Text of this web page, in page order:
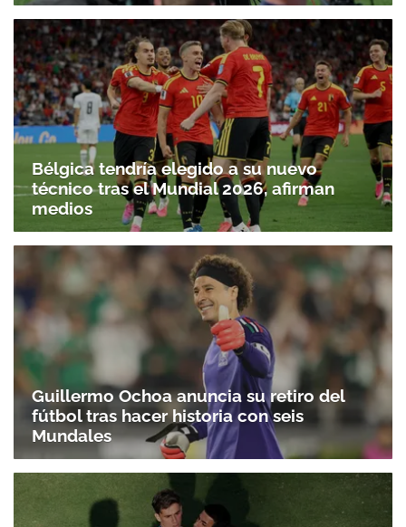
Bélgica tendría elegido a su nuevo
técnico tras el Mundial 2026, afirman
medios
Guillermo Ochoa anuncia su retiro del
fútbol tras hacer historia con seis
Mundales